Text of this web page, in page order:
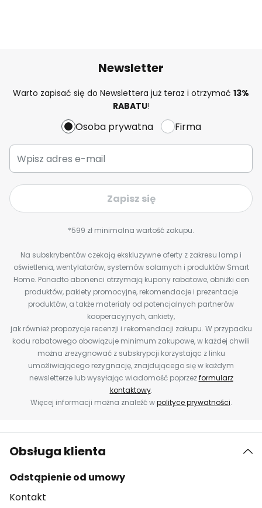
Newsletter
Warto zapisać się do Newslettera już teraz i otrzymać 13%
RABATU!
Osoba prywatna Firma
Zapisz się
*599 zł minimalna wartość zakupu.
Na subskrybentów czekają ekskluzywne oferty z zakresu lamp i
oświetlenia, wentylatorów, systemów solarnych i produktów Smart
Home. Ponadto abonenci otrzymają kupony rabatowe, obniżki cen
produktów, pakiety promocyjne, rekomendacje i prezentacje
produktów, a także materiały od potencjalnych partnerów
kooperacyjnych, ankiety,
jak również propozycje recenzji i rekomendacji zakupu. W przypadku
kodu rabatowego obowiązuje minimum zakupowe, w każdej chwili
można zrezygnować z subskrypcji korzystając z linku
umożliwiającego rezygnację, znajdującego się w każdym
newsletterze lub wysyłając wiadomość poprzezformularz
kontaktowy.
Więcej informacji można znaleźć wpolityce prywatności.
Obsługa klienta
Odstąpienie od umowy
Kontakt